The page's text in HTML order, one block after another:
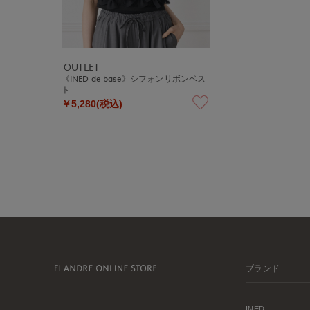
OUTLET
《INED de base》シフォンリボンベス
ト
￥5,280(税込)
ブランド